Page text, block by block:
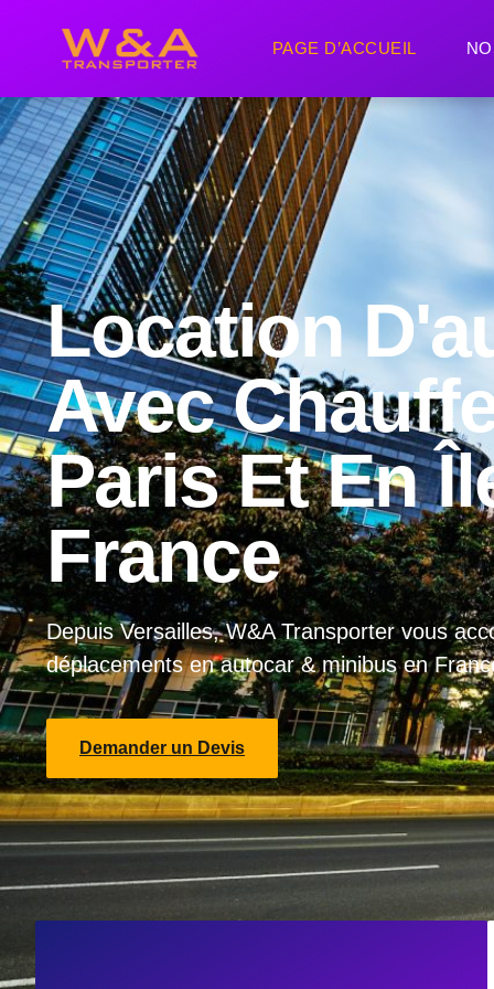
PAGE D’ACCUEIL
Location
Avec
Paris Et En
France
Depuis Versailles, W&A Transporter vous
déplacements en autocar & minibus en
Demander un Devis